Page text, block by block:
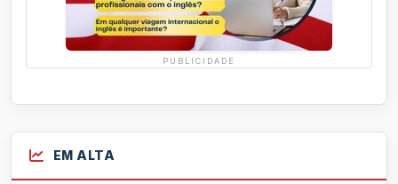
PUBLICIDADE
EM ALTA